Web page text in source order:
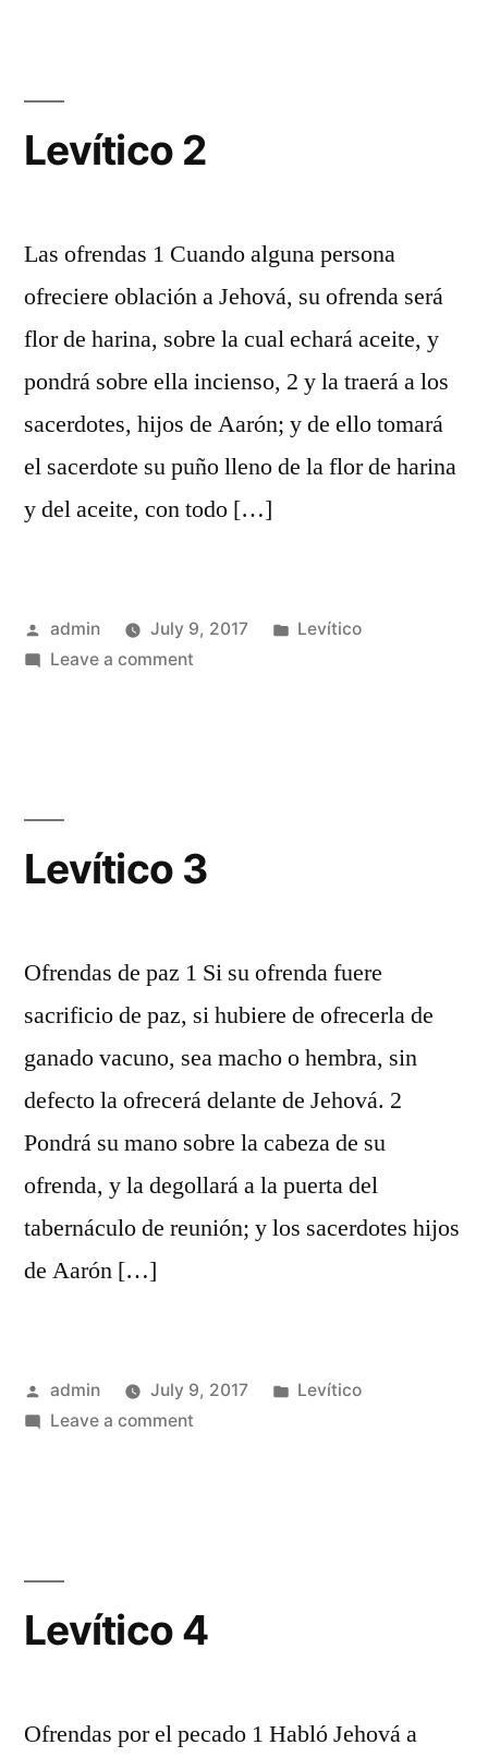
Levítico 2
Las ofrendas 1 Cuando alguna persona
ofreciere oblación a Jehová, su ofrenda será
flor de harina, sobre la cual echará aceite, y
pondrá sobre ella incienso, 2 y la traerá a los
sacerdotes, hijos de Aarón; y de ello tomará
el sacerdote su puño lleno de la flor de harina
y del aceite, con todo […]
Posted
by
admin July 9, 2017
Posted
Levítico
Leave a commenton
Levítico 3
Ofrendas de paz 1 Si su ofrenda fuere
sacrificio de paz, si hubiere de ofrecerla de
ganado vacuno, sea macho o hembra, sin
defecto la ofrecerá delante de Jehová. 2
Pondrá su mano sobre la cabeza de su
ofrenda, y la degollará a la puerta del
tabernáculo de reunión; y los sacerdotes hijos
de Aarón […]
Posted
by
admin July 9, 2017
Posted
Levítico
Leave a commenton
Levítico 4
Ofrendas por el pecado 1 Habló Jehová a